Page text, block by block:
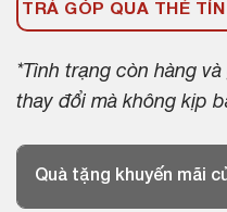
TRẢ GÓP QUA THẺ
*Tình trạng còn hàng
thay đổi mà không kịp
Quà tặng khuyến mãi